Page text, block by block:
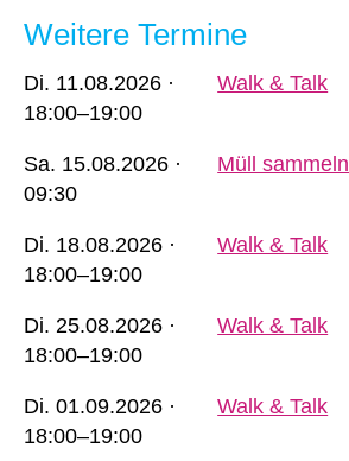
Weitere Termine
Di. 11.08.2026 ·
18:00–19:00
Walk & Talk
Sa. 15.08.2026 ·
09:30
Müll sammeln
Di. 18.08.2026 ·
18:00–19:00
Walk & Talk
Di. 25.08.2026 ·
18:00–19:00
Walk & Talk
Di. 01.09.2026 ·
18:00–19:00
Walk & Talk